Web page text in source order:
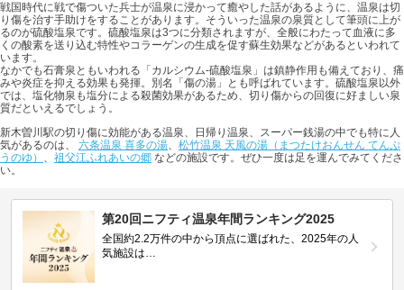
戦国時代に戦で傷ついた兵士が温泉に浸かって癒やした話があるように、温泉は切
り傷を治す手助けをすることがあります。そういった温泉の泉質として筆頭に上が
るのが硫酸塩泉です。硫酸塩泉は3つに分類されますが、全般にわたって血液に多
くの酸素を送り込む特性やコラーゲンの生成を促す蘇生効果などがあるといわれて
います。
なかでも石膏泉ともいわれる「カルシウム-硫酸塩泉」は鎮静作用も備えており、痛
みや炎症を抑える効果も発揮。別名「傷の湯」とも呼ばれています。硫酸塩泉以外
では、塩化物泉も塩分による殺菌効果があるため、切り傷からの回復に好ましい泉
質だといえるでしょう。
新木曽川駅の切り傷に効能がある温泉、日帰り温泉、スーパー銭湯の中でも特に人
気があるのは、 六条温泉 喜多の湯、 松竹温泉 天風の湯（まつたけおんせん てんぷ
うのゆ） 、 祖父江ふれあいの郷 などの施設です。ぜひ一度は足を運んでみてくださ
い。
第20回ニフティ温泉年間ランキング2025
全国約2.2万件の中から頂点に選ばれた、2025年の人
気施設は…